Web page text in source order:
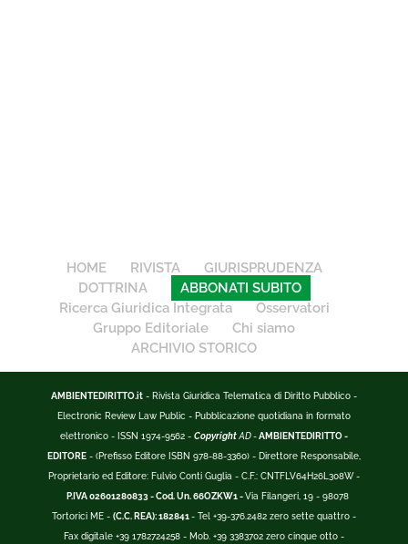
HOME RIVISTA
GIURISPRUDENZA
DOTTRINA
ABBONATI SUBITO
Ricerca Giuridica Integrata
Osservatori
Gruppo Editoriale
Chi siamo
ARCHIVIO STORICO
AMBIENTEDIRITTO.it - Rivista Giuridica Telematica di Diritto Pubblico -
Electronic Review Law Public - Pubblicazione quotidiana in formato
elettronico - ISSN 1974-9562 - CopyrightAD -AMBIENTEDIRITTO -
EDITORE - (Prefisso Editore ISBN 978-88-3360) - Direttore Responsabile,
Proprietario ed Editore: Fulvio Conti Guglia - C.F.: CNTFLV64H26L308W -
P.IVA 02601280833 - Cod. Un. 66OZKW1 -Via Filangeri, 19 - 98078
Tortorici ME - (C.C. REA): 182841- Tel +39-376.2482 zero sette quattro -
Fax digitale +39 1782724258 - Mob. +39 3383702 zero cinque otto -